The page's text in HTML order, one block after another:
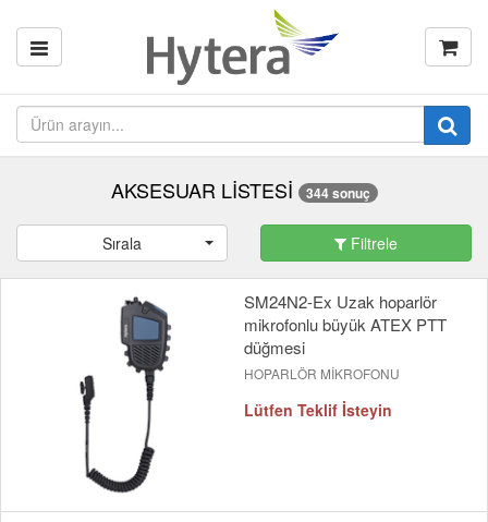
AKSESUAR LİSTESİ 344 sonuç
Sırala Filtrele
SM24N2-Ex Uzak hoparlör
mikrofonlu büyük ATEX PTT
düğmesi
HOPARLÖR MİKROFONU
Lütfen Teklif İsteyin